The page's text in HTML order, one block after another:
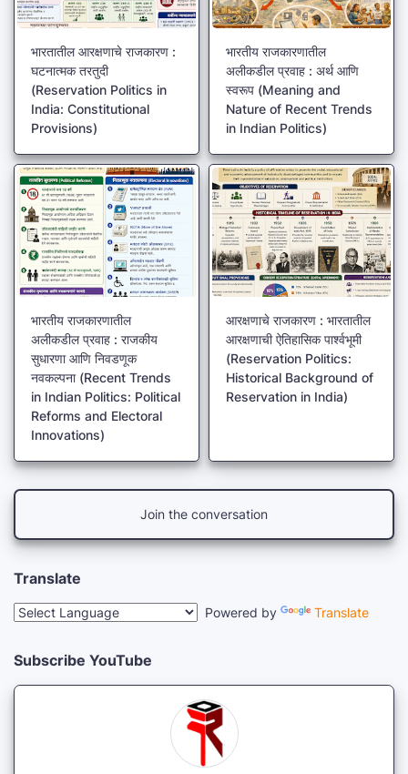
भारतातील आरक्षणाचे राजकारण :
घटनात्मक तरतुदी
(Reservation Politics in
India: Constitutional
Provisions)
भारतीय राजकारणातील
अलीकडील प्रवाह : अर्थ आणि
स्वरूप (Meaning and
Nature of Recent Trends
in Indian Politics)
भारतीय राजकारणातील
अलीकडील प्रवाह : राजकीय
सुधारणा आणि निवडणूक
नवकल्पना (Recent Trends
in Indian Politics: Political
Reforms and Electoral
Innovations)
आरक्षणाचे राजकारण : भारतातील
आरक्षणाची ऐतिहासिक पार्श्वभूमी
(Reservation Politics:
Historical Background of
Reservation in India)
Join the conversation
Translate
Powered by Translate
Subscribe YouTube